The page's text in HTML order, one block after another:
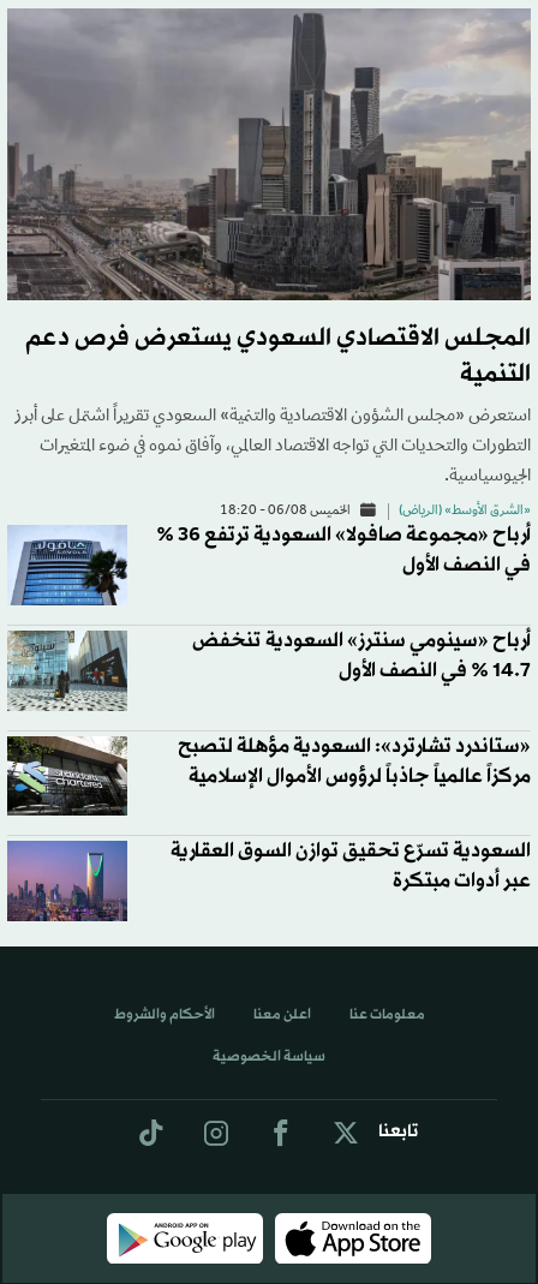
المجلس الاقتصادي السعودي يستعرض فرص دعم
التنمية
استعرض «مجلس الشؤون الاقتصادية والتنمية» السعودي تقريراً اشتمل على أبرز
التطورات والتحديات التي تواجه الاقتصاد العالمي، وآفاق نموه في ضوء المتغيرات
الجيوسياسية.
«الشرق الأوسط» (الرياض) الخميس 06/08 - 18:20
أرباح «مجموعة صافولا» السعودية ترتفع 36 %
في النصف الأول
أرباح «سينومي سنترز» السعودية تنخفض
14.7 % في النصف الأول
«ستاندرد تشارترد»: السعودية مؤهلة لتصبح
مركزاً عالمياً جاذباً لرؤوس الأموال الإسلامية
السعودية تسرّع تحقيق توازن السوق العقارية
عبر أدوات مبتكرة
تابعنا
معلومات عنا اعلن معنا الأحكام والشروط
سياسة الخصوصية